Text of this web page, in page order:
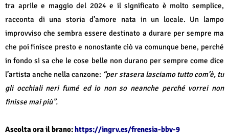
tra aprile e maggio del 2024 e il significato è molto semplice,
racconta di una storia d’amore nata in un locale. Un lampo
improvviso che sembra essere destinato a durare per sempre ma
che poi finisce presto e nonostante ciò va comunque bene, perché
in fondo si sa che le cose belle non durano per sempre come dice
l’artista anche nella canzone: “per stasera lasciamo tutto com’è, tu
gli occhiali neri fumé ed io non so neanche perché vorrei non
finisse mai più”.
Ascolta ora il brano:https://ingrv.es/frenesia-bbv-9